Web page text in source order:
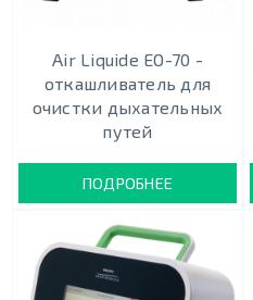
Air Liquide EO-70 -
откашливатель для
очистки дыхательных
путей
ПОДРОБНЕЕ